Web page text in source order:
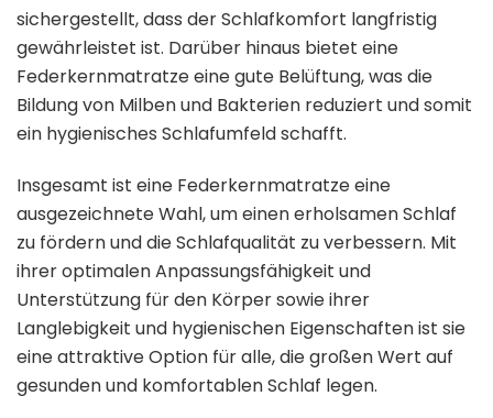
sichergestellt, dass der Schlafkomfort langfristig
gewährleistet ist. Darüber hinaus bietet eine
Federkernmatratze eine gute Belüftung, was die
Bildung von Milben und Bakterien reduziert und somit
ein hygienisches Schlafumfeld schafft.
Insgesamt ist eine Federkernmatratze eine
ausgezeichnete Wahl, um einen erholsamen Schlaf
zu fördern und die Schlafqualität zu verbessern. Mit
ihrer optimalen Anpassungsfähigkeit und
Unterstützung für den Körper sowie ihrer
Langlebigkeit und hygienischen Eigenschaften ist sie
eine attraktive Option für alle, die großen Wert auf
gesunden und komfortablen Schlaf legen.